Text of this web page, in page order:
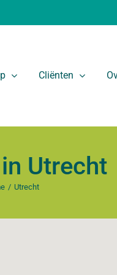
Cliënten
Utrecht
Utrecht